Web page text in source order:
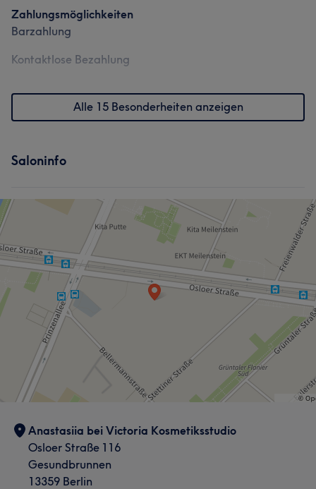
Zahlungsmöglichkeiten
Barzahlung
Kontaktlose Bezahlung
Alle 15 Besonderheiten anzeigen
Saloninfo
Anastasiia bei Victoria Kosmetiksstudio
Osloer Straße 116
Gesundbrunnen
13359 Berlin